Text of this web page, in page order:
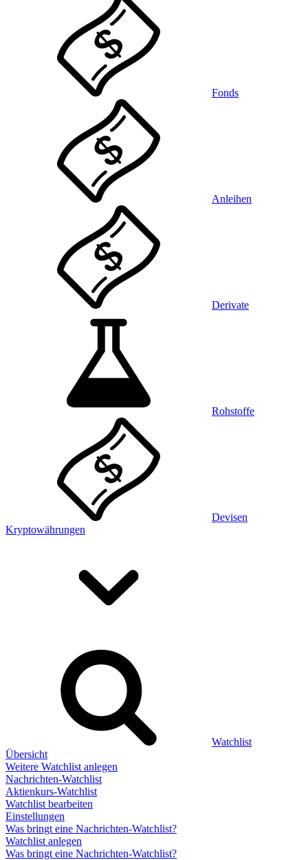
Fonds
Anleihen
Derivate
Rohstoffe
Devisen
Kryptowährungen
Watchlist
Übersicht
Weitere Watchlist anlegen
Nachrichten-Watchlist
Aktienkurs-Watchlist
Watchlist bearbeiten
Einstellungen
Was bringt eine Nachrichten-Watchlist?
Watchlist anlegen
Was bringt eine Nachrichten-Watchlist?